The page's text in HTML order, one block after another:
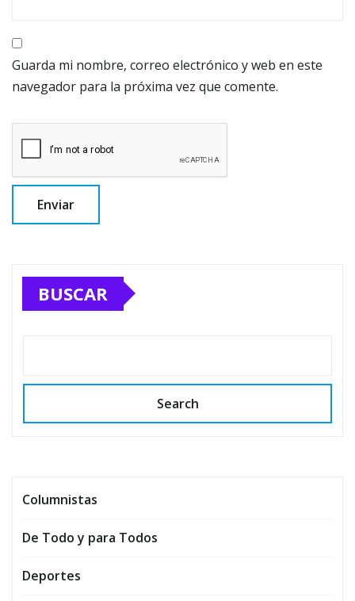
Guarda mi nombre, correo electrónico y web en este
navegador para la próxima vez que comente.
BUSCAR
Search
Columnistas
De Todo y para Todos
Deportes